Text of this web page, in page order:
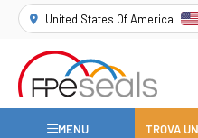
United States Of America
MENU TROVA